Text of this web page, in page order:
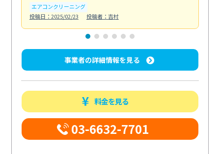
エアコンクリーニング
投稿日：2025/02/23
投稿者：吉村
事業者の詳細情報を見る
料金を見る
03-6632-7701